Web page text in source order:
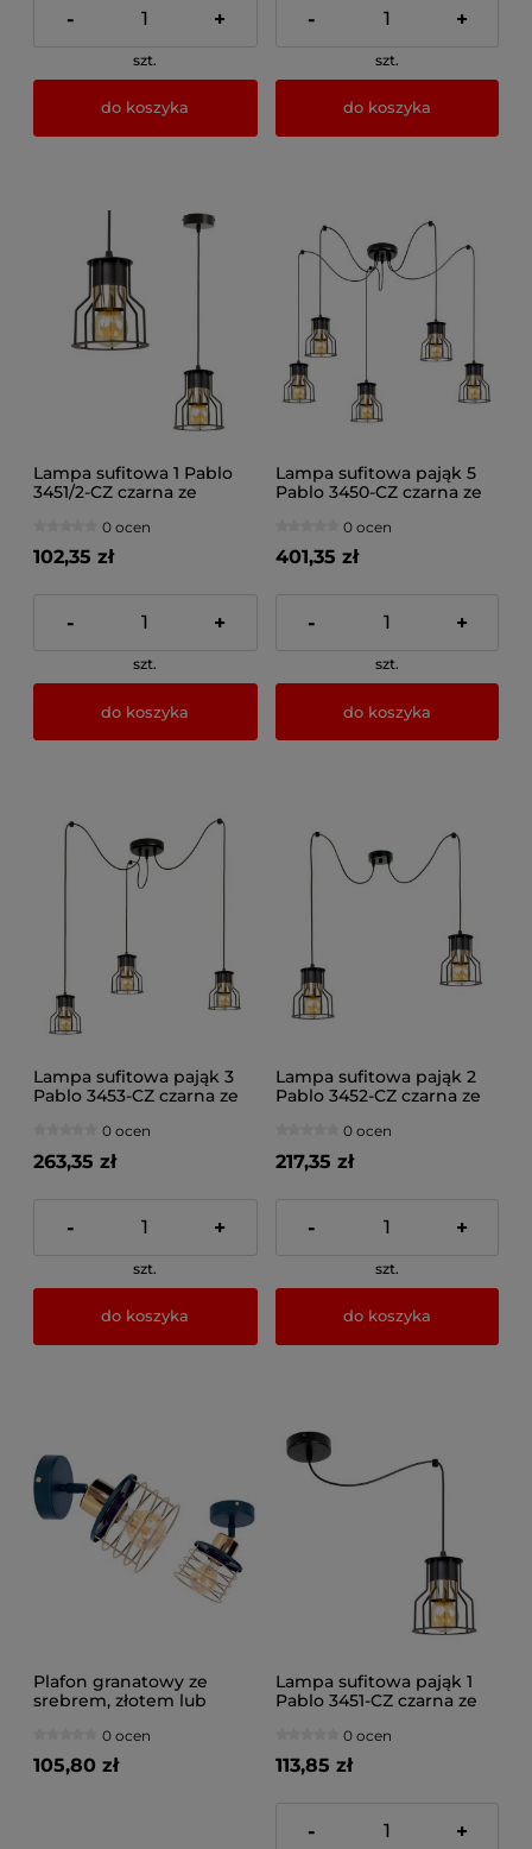
- +
szt.
do koszyka
- +
szt.
do koszyka
Lampa sufitowa 1 Pablo
3451/2-CZ czarna ze
0 ocen
102,35 zł
- +
szt.
do koszyka
Lampa sufitowa pająk 5
Pablo 3450-CZ czarna ze
0 ocen
401,35 zł
- +
szt.
do koszyka
Lampa sufitowa pająk 3
Pablo 3453-CZ czarna ze
0 ocen
263,35 zł
- +
szt.
do koszyka
Lampa sufitowa pająk 2
Pablo 3452-CZ czarna ze
0 ocen
217,35 zł
- +
szt.
do koszyka
Plafon granatowy ze
srebrem, złotem lub
przegubie0 ocen
105,80 zł
Lampa sufitowa pająk 1
Pablo 3451-CZ czarna ze
0 ocen
113,85 zł
- +